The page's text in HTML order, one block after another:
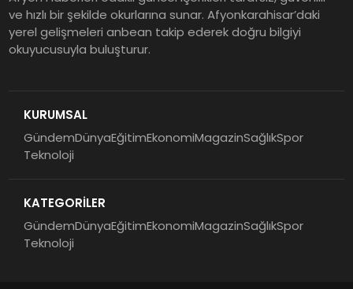
ve hızlı bir şekilde okurlarına sunar. Afyonkarahisar’daki
yerel gelişmeleri anbean takip ederek doğru bilgiyi
okuyucusuyla buluşturur.
KURUMSAL
GündemDünyaEğitimEkonomiMagazinSağlıkSpor
Teknoloji
KATEGORİLER
GündemDünyaEğitimEkonomiMagazinSağlıkSpor
Teknoloji